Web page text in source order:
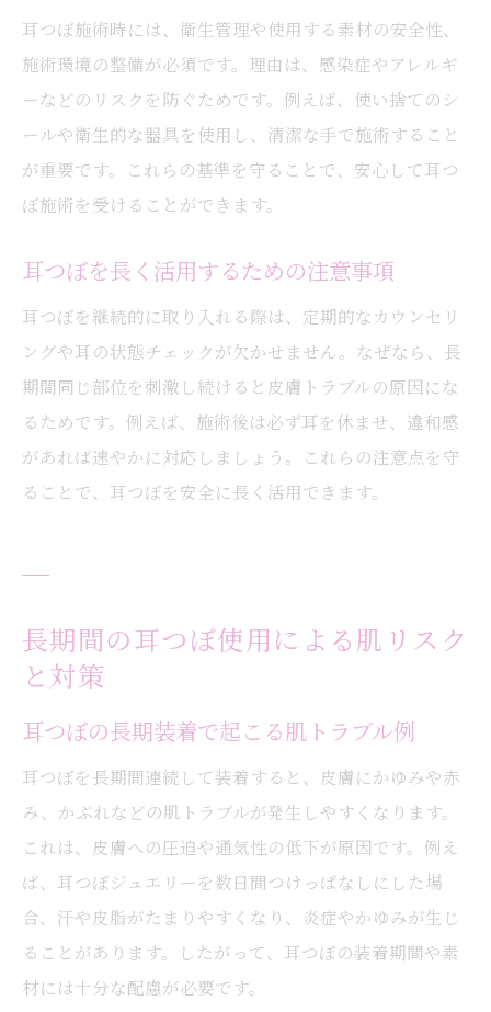
耳つぼ施術時には、衛生管理や使用する素材の安全性、
施術環境の整備が必須です。理由は、感染症やアレルギ
ーなどのリスクを防ぐためです。例えば、使い捨てのシ
ールや衛生的な器具を使用し、清潔な手で施術すること
が重要です。これらの基準を守ることで、安心して耳つ
ぼ施術を受けることができます。
耳つぼを長く活用するための注意事項
耳つぼを継続的に取り入れる際は、定期的なカウンセリ
ングや耳の状態チェックが欠かせません。なぜなら、長
期間同じ部位を刺激し続けると皮膚トラブルの原因にな
るためです。例えば、施術後は必ず耳を休ませ、違和感
があれば速やかに対応しましょう。これらの注意点を守
ることで、耳つぼを安全に長く活用できます。
長期間の耳つぼ使用による肌リスク
と対策
耳つぼの長期装着で起こる肌トラブル例
耳つぼを長期間連続して装着すると、皮膚にかゆみや赤
み、かぶれなどの肌トラブルが発生しやすくなります。
これは、皮膚への圧迫や通気性の低下が原因です。例え
ば、耳つぼジュエリーを数日間つけっぱなしにした場
合、汗や皮脂がたまりやすくなり、炎症やかゆみが生じ
ることがあります。したがって、耳つぼの装着期間や素
材には十分な配慮が必要です。